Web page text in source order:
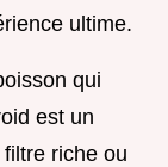
ultime.
qui
est un
riche ou